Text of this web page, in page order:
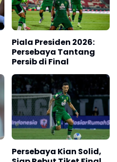
Piala Presiden 2026:
Persebaya Tantang
Persib di Final
Persebaya Kian Solid,